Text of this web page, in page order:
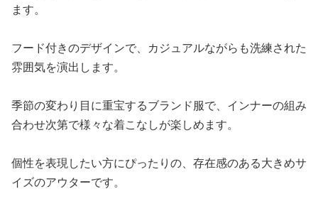
ます。
フード付きのデザインで、カジュアルながらも洗練された
雰囲気を演出します。
季節の変わり目に重宝するブランド服で、インナーの組み
合わせ次第で様々な着こなしが楽しめます。
個性を表現したい方にぴったりの、存在感のある大きめサ
イズのアウターです。